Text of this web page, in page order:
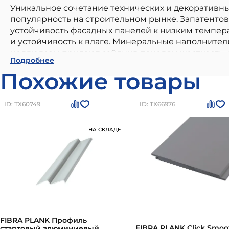
Уникальное сочетание технических и
популярность на строительном рынке.
устойчивость фасадных панелей к низким
и устойчивость к влаге. Минеральные
целлюлозы придают сайдинг-панелям
элементы фиброцемента образуют однородную
FP9003 FIBRA PLANK Сайдинг - панель
соответствием всем современным стандартам
нормам, долговечность и устойчивость к
фиброцементная рельефная RAL9003
можно
Подробнее
Похожие товары
ID: ТХ60749
НА СКЛАДЕ
FIBRA PLANK Профиль
ID: ТХ66976